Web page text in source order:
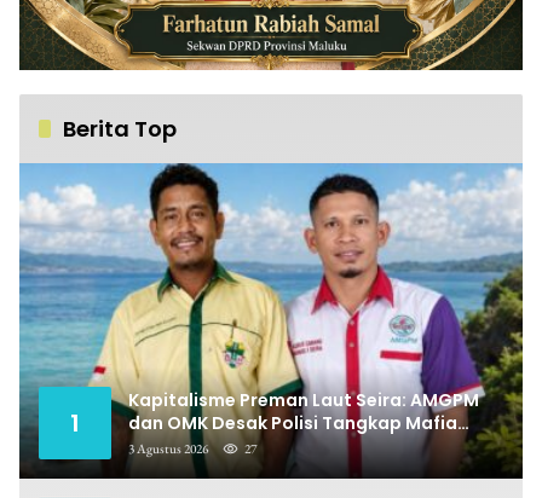
Berita Top
1
Kapitalisme Preman Laut Seira: AMGPM
dan OMK Desak Polisi Tangkap Mafia
Pungli
3 Agustus 2026 27